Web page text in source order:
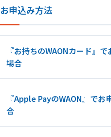
お申込み方法
『お持ちのWAONカード』
場合
『Apple PayのWAON』でお
合